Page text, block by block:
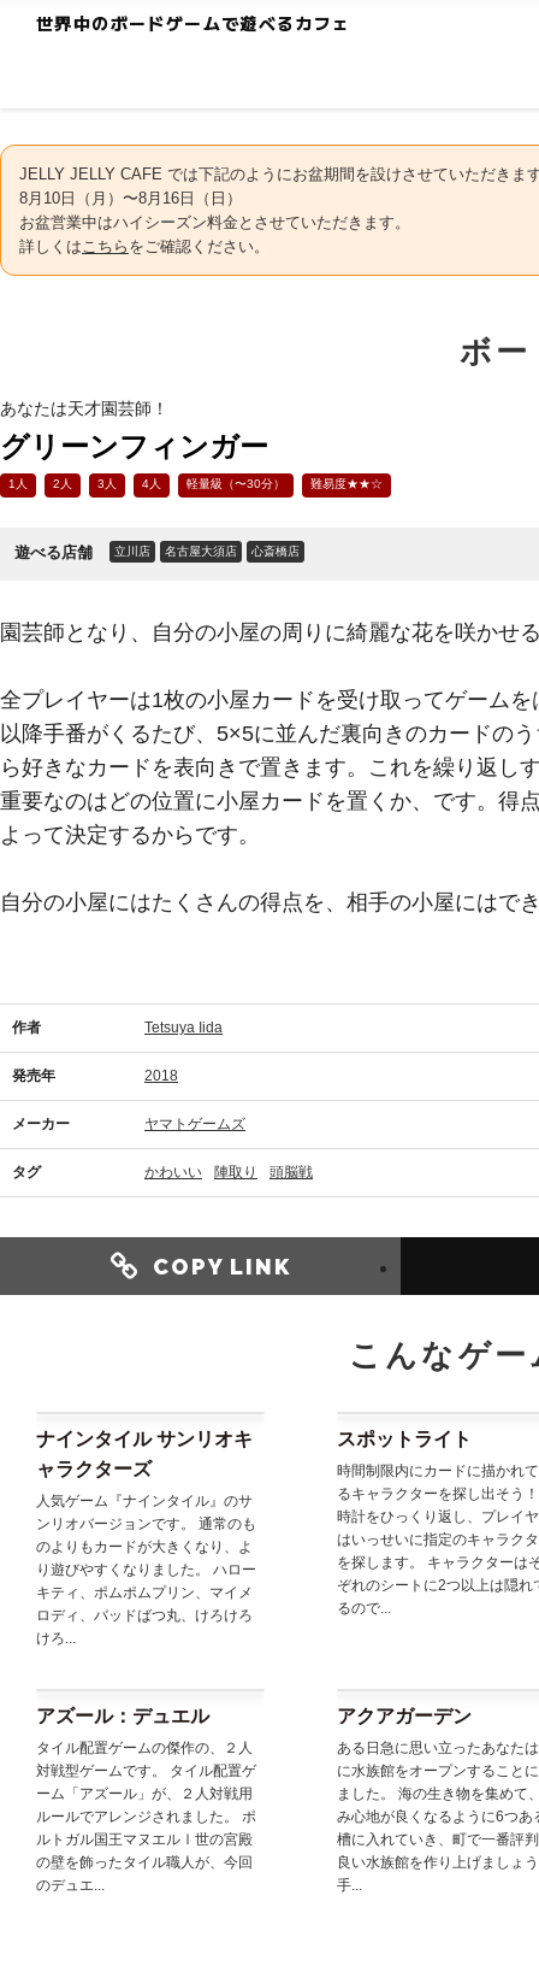
世界中のボードゲームで遊べるカフェ
JELLY JELLY CAFE では下記のようにお盆期間を設けさせていただきま
8月10日（月）〜8月16日（日）
お盆営業中はハイシーズン料金とさせていただきます。
詳しくはこちら をご確認ください。
ボー
あなたは天才園芸師！
グリーンフィンガー
1人 2人 3人 4人 軽量級（〜30分） 難易度★★☆
遊べる店舗 立川店 名古屋大須店 心斎橋店
園芸師となり、自分の小屋の周りに綺麗な花を咲かせ
全プレイヤーは1枚の小屋カードを受け取ってゲームを
以降手番がくるたび、5×5に並んだ裏向きのカードの
ら好きなカードを表向きで置きます。これを繰り返し
重要なのはどの位置に小屋カードを置くか、です。得
よって決定するからです。
自分の小屋にはたくさんの得点を、相手の小屋にはで
作者 Tetsuya Iida
発売年 2018
メーカー ヤマトゲームズ
タグ かわいい 陣取り 頭脳戦
COPY LINK
こんなゲ
ナインタイル サンリオキ
ャラクターズ
人気ゲーム『ナインタイル』のサ
ンリオバージョンです。 通常のも
のよりもカードが大きくなり、よ
り遊びやすくなりました。 ハロー
キティ、ポムポムプリン、マイメ
ロディ、バッドばつ丸、けろけろ
けろ...
スポットライト
時間制限内にカードに描かれ
るキャラクターを探し出そう
時計をひっくり返し、プレイ
はいっせいに指定のキャラク
を探します。 キャラクターは
ぞれのシートに2つ以上は隠れ
るので...
アズール：デュエル
タイル配置ゲームの傑作の、２人
対戦型ゲームです。 タイル配置ゲ
ーム「アズール」が、２人対戦用
ルールでアレンジされました。 ポ
ルトガル国王マヌエルⅠ世の宮殿
の壁を飾ったタイル職人が、今回
のデュエ...
アクアガーデン
ある日急に思い立ったあなた
に水族館をオープンすること
ました。 海の生き物を集めて
み心地が良くなるように6つあ
槽に入れていき、町で一番評
良い水族館を作り上げましょ
手...